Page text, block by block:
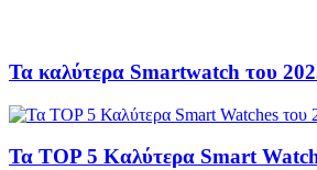
Τα καλύτερα Smartwatch του
Τα TOP 5 Καλύτερα Smart